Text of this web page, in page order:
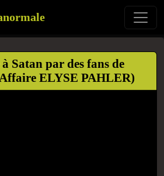
Satan par des fans de
ELYSE PAHLER)